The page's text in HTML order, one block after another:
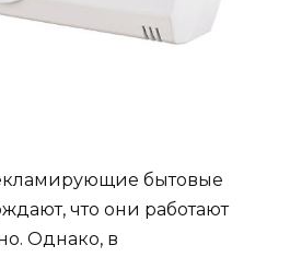
бытовые
что они работают
Однако, в